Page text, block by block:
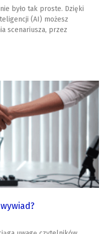
było tak proste. Dzięki
(AI) możesz
scenariusza, przez